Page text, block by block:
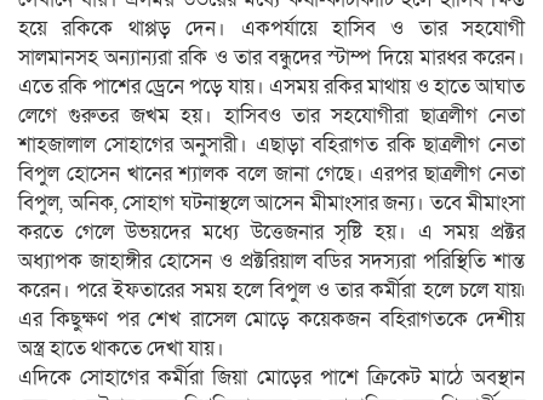
হয়ে রকিকে থাপ্পড় দেন। একপর্যায়ে হাসিব ও তার সহযোগী
সালমানসহ অন্যান্যরা রকি ও তার বন্ধুদের স্টাম্প দিয়ে মারধর করেন।
এতে রকি পাশের ড্রেনে পড়ে যায়। এসময় রকির মাথায় ও হাতে আঘাত
লেগে গুরুতর জখম হয়। হাসিবও তার সহযোগীরা ছাত্রলীগ নেতা
শাহজালাল সোহাগের অনুসারী। এছাড়া বহিরাগত রকি ছাত্রলীগ নেতা
বিপুল হোসেন খানের শ্যালক বলে জানা গেছে। এরপর ছাত্রলীগ নেতা
বিপুল, অনিক, সোহাগ ঘটনাস্থলে আসেন মীমাংসার জন্য। তবে মীমাংসা
করতে গেলে উভয়দের মধ্যে উত্তেজনার সৃষ্টি হয়। এ সময় প্রক্টর
অধ্যাপক জাহাঙ্গীর হোসেন ও প্রক্টরিয়াল বডির সদস্যরা পরিস্থিতি শান্ত
করেন। পরে ইফতারের সময় হলে বিপুল ও তার কর্মীরা হলে চলে যায়৷
এর কিছুক্ষণ পর শেখ রাসেল মোড়ে কয়েকজন বহিরাগতকে দেশীয়
অস্ত্র হাতে থাকতে দেখা যায়।
এদিকে সোহাগের কর্মীরা জিয়া মোড়ের পাশে ক্রিকেট মাঠে অবস্থান